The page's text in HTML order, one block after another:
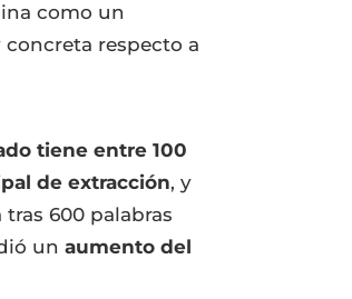
como un
concreta respecto a
tiene entre 100
de extracción, y
600 palabras
unaumento del